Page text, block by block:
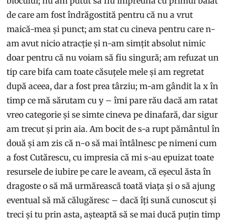
de care am fost îndrăgostită pentru că nu a vrut
maică-mea și punct; am stat cu cineva pentru care n-
am avut nicio atracție și n-am simțit absolut nimic
doar pentru că nu voiam să fiu singură; am refuzat un
tip care bifa cam toate căsuțele mele și am regretat
după aceea, dar a fost prea târziu; m-am gândit la x în
timp ce mă sărutam cu y – îmi pare rău dacă am ratat
vreo categorie și se simte cineva pe dinafară, dar sigur
am trecut și prin aia. Am bocit de s-a rupt pământul în
două și am zis că n-o să mai întâlnesc pe nimeni cum
a fost Cutărescu, cu impresia că mi s-au epuizat toate
resursele de iubire pe care le aveam, că eșecul ăsta în
dragoste o să mă urmărească toată viața și o să ajung
eventual să mă călugăresc – dacă îți sună cunoscut și
treci și tu prin asta, așteaptă să se mai ducă puțin timp